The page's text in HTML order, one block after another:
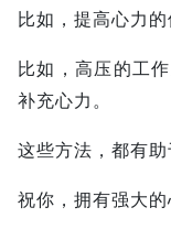
比如，提高心力
比如，高压的工
补充心力。
这些方法，都有助
祝你，拥有强大的